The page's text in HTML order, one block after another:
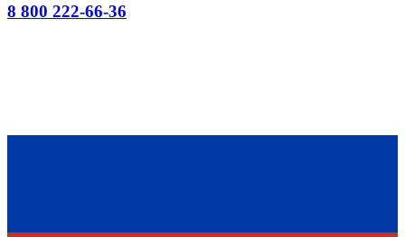
8 800 222-66-36